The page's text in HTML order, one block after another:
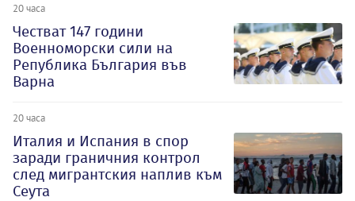
20 часа
Честват 147 години
Военноморски сили на
Република България във
Варна
20 часа
Италия и Испания в спор
заради граничния контрол
след мигрантския наплив към
Сеута